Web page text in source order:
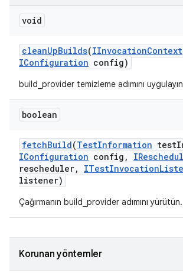
void
cleanUpBuilds(IInvocationContext
IConfiguration config)
build_provider temizleme adımını
boolean
fetchBuild(TestInformation test
IConfiguration config ,
rescheduler, ITestInvocation
listener)
Çağırmanın build_provider adımını yürütün.
Korunan yöntemler